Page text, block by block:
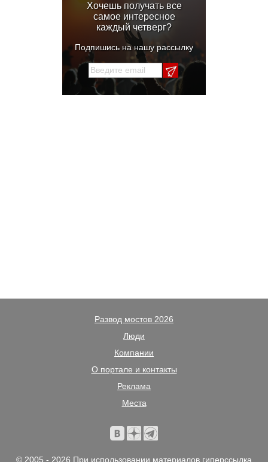
Хочешь получать все
самое интересное
каждый четверг?
Подпишись на нашу рассылку
Развод мостов 2026
Люди
Компании
О портале и контакты
Реклама
Места
© 2005 - 2026 При использовании материалов гиперссылка